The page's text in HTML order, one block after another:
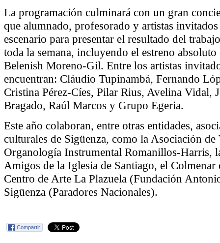
La programación culminará con un gran
que alumnado, profesorado y artistas
escenario para presentar el resultado del
toda la semana, incluyendo el estreno
Belenish Moreno-Gil. Entre los artistas
encuentran: Cláudio Tupinambá, Fernando
Cristina Pérez-Cíes, Pilar Rius, Avelina Vidal,
Bragado, Raúl Marcos y Grupo Egeria.
Este año colaboran, entre otras entidades,
culturales de Sigüenza, como la Asociación
Organología Instrumental Romanillos-Harris,
Amigos de la Iglesia de Santiago, el
Centro de Arte La Plazuela (Fundación
Sigüenza (Paradores Nacionales).
Compartir